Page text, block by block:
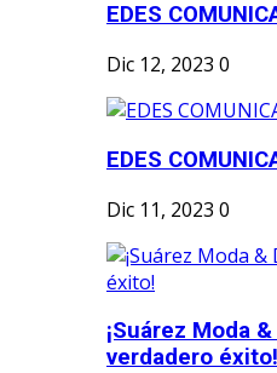
EDES
Dic 12, 2023 0
EDES
Dic 11, 2023 0
¡Suárez Moda
verdadero éxito!